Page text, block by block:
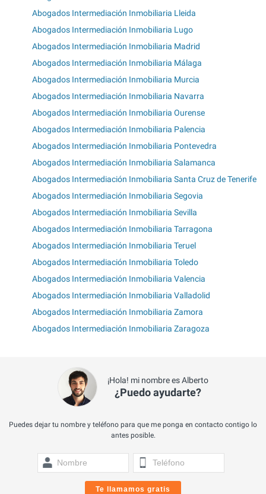
Abogados Intermediación Inmobiliaria Lleida
Abogados Intermediación Inmobiliaria Lugo
Abogados Intermediación Inmobiliaria Madrid
Abogados Intermediación Inmobiliaria Málaga
Abogados Intermediación Inmobiliaria Murcia
Abogados Intermediación Inmobiliaria Navarra
Abogados Intermediación Inmobiliaria Ourense
Abogados Intermediación Inmobiliaria Palencia
Abogados Intermediación Inmobiliaria Pontevedra
Abogados Intermediación Inmobiliaria Salamanca
Abogados Intermediación Inmobiliaria Santa Cruz de Tenerife
Abogados Intermediación Inmobiliaria Segovia
Abogados Intermediación Inmobiliaria Sevilla
Abogados Intermediación Inmobiliaria Tarragona
Abogados Intermediación Inmobiliaria Teruel
Abogados Intermediación Inmobiliaria Toledo
Abogados Intermediación Inmobiliaria Valencia
Abogados Intermediación Inmobiliaria Valladolid
Abogados Intermediación Inmobiliaria Zamora
Abogados Intermediación Inmobiliaria Zaragoza
¡Hola! mi nombre es Alberto
¿Puedo ayudarte?
Puedes dejar tu nombre y teléfono para que me ponga en contacto contigo lo
antes posible.
Te llamamos gratis